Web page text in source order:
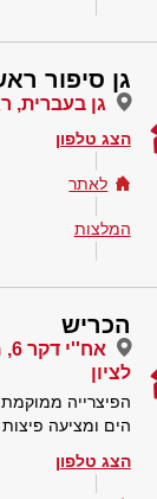
גן סיפור
גן בעברית,
הצג טלפון
לאתר
המלצות
הכריש
לציון
הפיצרייה ממוקמת
הים ומציעה פיצות
הצג טלפון